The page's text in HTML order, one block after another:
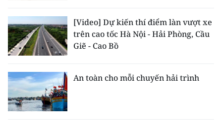
[Video] Dự kiến thí điểm làn vượt xe
trên cao tốc Hà Nội - Hải Phòng, Cầu
Giẽ - Cao Bồ
An toàn cho mỗi chuyến hải trình